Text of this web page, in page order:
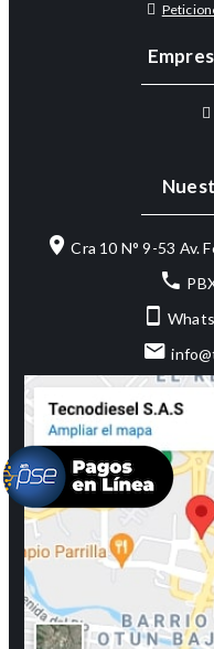
Cra 10 N° 9-53 Av.